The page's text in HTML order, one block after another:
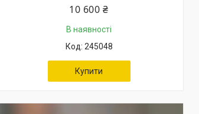
10 600 ₴
В наявності
245048
Купити